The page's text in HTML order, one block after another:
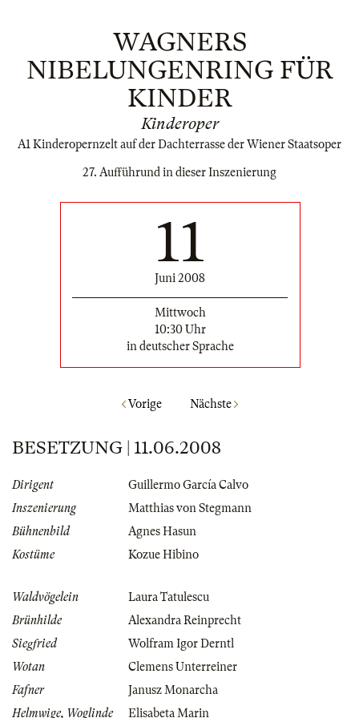
WAGNERS
NIBELUNGENRING FÜR
KINDER
Kinderoper
A1 Kinderopernzelt auf der Dachterrasse der Wiener Staatsoper
27. Aufführund in dieser Inszenierung
11
Juni 2008
Mittwoch
10:30 Uhr
in deutscher Sprache
Vorige Nächste
BESETZUNG | 11.06.2008
Dirigent
Guillermo García Calvo
Inszenierung
Matthias von Stegmann
Bühnenbild
Agnes Hasun
Kostüme
Kozue Hibino
Waldvögelein
Laura Tatulescu
Brünhilde
Alexandra Reinprecht
Siegfried
Wolfram Igor Derntl
Wotan
Clemens Unterreiner
Fafner
Janusz Monarcha
Helmwige, Woglinde
Elisabeta Marin